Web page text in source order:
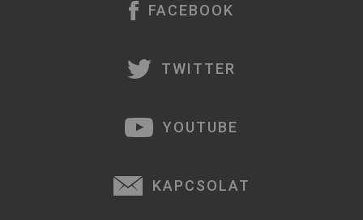
FACEBOOK
TWITTER
YOUTUBE
KAPCSOLAT